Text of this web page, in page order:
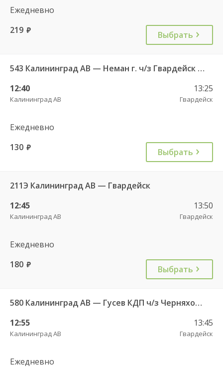
Ежедневно
219 руб. Выбрать
543 Калининград АВ — Неман г. ч/з Гвардейск КДП, Большаково п.
12:40
Калининград АВ
13:25
Гвардейск
Ежедневно
130 руб. Выбрать
211Э Калининград АВ — Гвардейск
12:45
Калининград АВ
13:50
Гвардейск
Ежедневно
180 руб. Выбрать
580 Калининград АВ — Гусев КДП ч/з Черняховск АС
12:55
Калининград АВ
13:45
Гвардейск
Ежедневно